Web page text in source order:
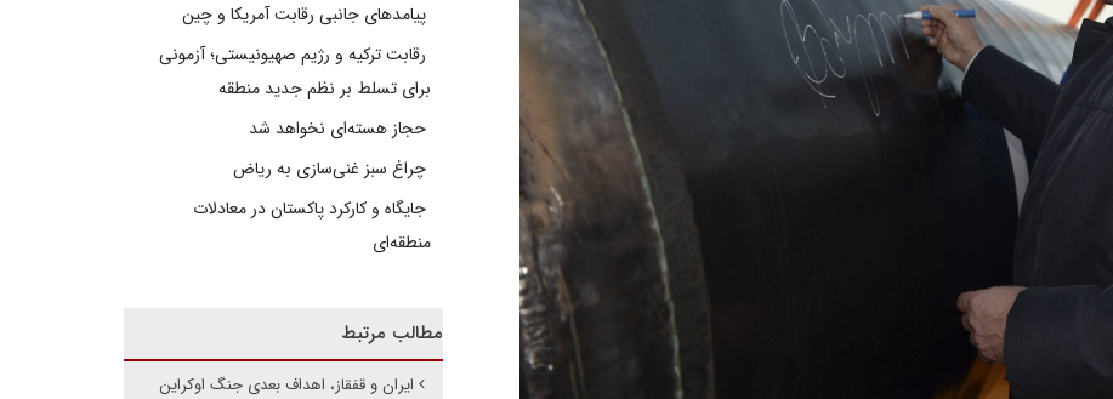
پیامدهای جانبی رقابت آمریکا و چین
رقابت ترکیه و رژیم صهیونیستی؛ آزمونی
برای تسلط بر نظم جدید منطقه
حجاز هسته‌ای نخواهد شد
چراغ سبز غنی‌سازی به ریاض
جایگاه و کارکرد پاکستان در معادلات
منطقه‌ای
مطالب مرتبط
ایران و قفقاز، اهداف بعدی جنگ اوکراین